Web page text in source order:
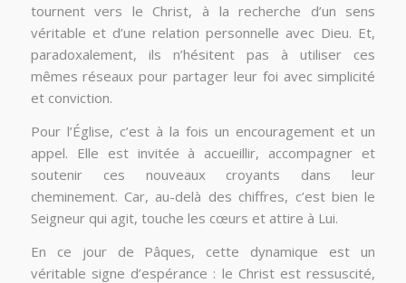
tournent vers le Christ, à la recherche d’un sens
véritable et d’une relation personnelle avec Dieu. Et,
paradoxalement, ils n’hésitent pas à utiliser ces
mêmes réseaux pour partager leur foi avec simplicité
et conviction.
Pour l’Église, c’est à la fois un encouragement et un
appel. Elle est invitée à accueillir, accompagner et
soutenir ces nouveaux croyants dans leur
cheminement. Car, au-delà des chiffres, c’est bien le
Seigneur qui agit, touche les cœurs et attire à Lui.
En ce jour de Pâques, cette dynamique est un
véritable signe d’espérance : le Christ est ressuscité,